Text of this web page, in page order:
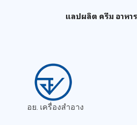
แลปผลิต ครีม อาหา
อย. เครื่องสำอาง